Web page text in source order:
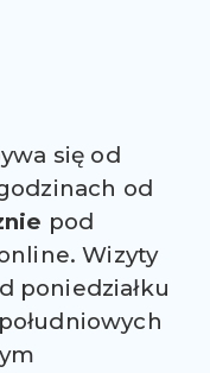
się od
od
pod
Wizyty
poniedziałku